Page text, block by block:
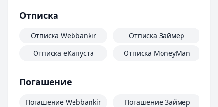
Отписка
Отписка Webbankir
Отписка еКапуста
Отписка Займер
Отписка MoneyMan
Погашение
Погашение Webbankir
Погашение Займер